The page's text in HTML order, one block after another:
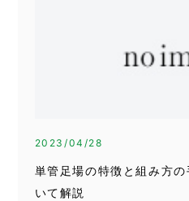
2023/04/28
単管足場の特徴と組み方
いて解説